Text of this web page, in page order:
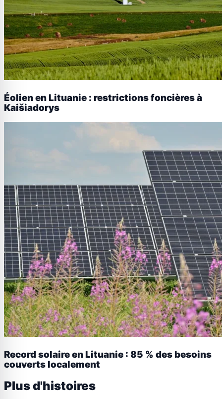
Éolien en Lituanie : restrictions foncières à
Kaišiadorys
Record solaire en Lituanie : 85 % des besoins
couverts localement
Plus d'histoires